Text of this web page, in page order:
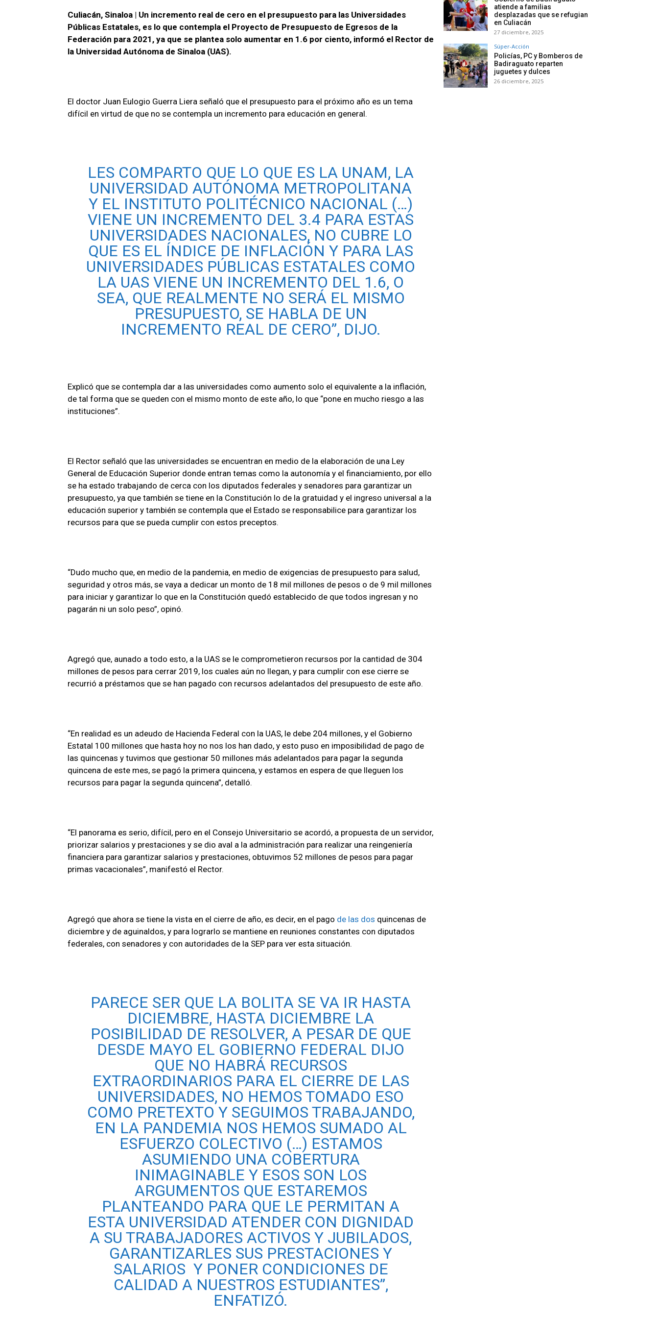
at
s
A
ce
b
o
e
gr
a
ail m
p
ar
Culiacán, Sinaloa | Un incremento real de cero en el presupuesto para las Universidades
Públicas Estatales, es lo que contempla el Proyecto de Presupuesto de Egresos de la
Federación para 2021, ya que se plantea solo aumentar en 1.6 por ciento, informó el Rector de
la Universidad Autónoma de Sinaloa (UAS).
El doctor Juan Eulogio Guerra Liera señaló que el presupuesto para el próximo año es un tema
difícil en virtud de que no se contempla un incremento para educación en general.
LES COMPARTO QUE LO QUE ES LA UNAM, LA
UNIVERSIDAD AUTÓNOMA METROPOLITANA
Y EL INSTITUTO POLITÉCNICO NACIONAL (…)
VIENE UN INCREMENTO DEL 3.4 PARA ESTAS
UNIVERSIDADES NACIONALES, NO CUBRE LO
QUE ES EL ÍNDICE DE INFLACIÓN Y PARA LAS
UNIVERSIDADES PÚBLICAS ESTATALES COMO
LA UAS VIENE UN INCREMENTO DEL 1.6, O
SEA, QUE REALMENTE NO SERÁ EL MISMO
PRESUPUESTO, SE HABLA DE UN
INCREMENTO REAL DE CERO”, DIJO.
Explicó que se contempla dar a las universidades como aumento solo el equivalente a la inflación,
de tal forma que se queden con el mismo monto de este año, lo que “pone en mucho riesgo a las
instituciones”.
El Rector señaló que las universidades se encuentran en medio de la elaboración de una Ley
General de Educación Superior donde entran temas como la autonomía y el financiamiento, por ello
se ha estado trabajando de cerca con los diputados federales y senadores para garantizar un
presupuesto, ya que también se tiene en la Constitución lo de la gratuidad y el ingreso universal a la
educación superior y también se contempla que el Estado se responsabilice para garantizar los
recursos para que se pueda cumplir con estos preceptos.
“Dudo mucho que, en medio de la pandemia, en medio de exigencias de presupuesto para salud,
seguridad y otros más, se vaya a dedicar un monto de 18 mil millones de pesos o de 9 mil millones
para iniciar y garantizar lo que en la Constitución quedó establecido de que todos ingresan y no
pagarán ni un solo peso”, opinó.
Agregó que, aunado a todo esto, a la UAS se le comprometieron recursos por la cantidad de 304
millones de pesos para cerrar 2019, los cuales aún no llegan, y para cumplir con ese cierre se
recurrió a préstamos que se han pagado con recursos adelantados del presupuesto de este año.
“En realidad es un adeudo de Hacienda Federal con la UAS, le debe 204 millones, y el Gobierno
Estatal 100 millones que hasta hoy no nos los han dado, y esto puso en imposibilidad de pago de
las quincenas y tuvimos que gestionar 50 millones más adelantados para pagar la segunda
quincena de este mes, se pagó la primera quincena, y estamos en espera de que lleguen los
recursos para pagar la segunda quincena”, detalló.
“El panorama es serio, difícil, pero en el Consejo Universitario se acordó, a propuesta de un servidor,
priorizar salarios y prestaciones y se dio aval a la administración para realizar una reingeniería
financiera para garantizar salarios y prestaciones, obtuvimos 52 millones de pesos para pagar
primas vacacionales”, manifestó el Rector.
Agregó que ahora se tiene la vista en el cierre de año, es decir, en el pago de las dos quincenas de
diciembre y de aguinaldos, y para lograrlo se mantiene en reuniones constantes con diputados
federales, con senadores y con autoridades de la SEP para ver esta situación.
PARECE SER QUE LA BOLITA SE VA IR HASTA
DICIEMBRE, HASTA DICIEMBRE LA
POSIBILIDAD DE RESOLVER, A PESAR DE QUE
DESDE MAYO EL GOBIERNO FEDERAL DIJO
QUE NO HABRÁ RECURSOS
EXTRAORDINARIOS PARA EL CIERRE DE LAS
UNIVERSIDADES, NO HEMOS TOMADO ESO
COMO PRETEXTO Y SEGUIMOS TRABAJANDO,
EN LA PANDEMIA NOS HEMOS SUMADO AL
ESFUERZO COLECTIVO (…) ESTAMOS
ASUMIENDO UNA COBERTURA
INIMAGINABLE Y ESOS SON LOS
ARGUMENTOS QUE ESTAREMOS
PLANTEANDO PARA QUE LE PERMITAN A
ESTA UNIVERSIDAD ATENDER CON DIGNIDAD
A SU TRABAJADORES ACTIVOS Y JUBILADOS,
GARANTIZARLES SUS PRESTACIONES Y
SALARIOS Y PONER CONDICIONES DE
CALIDAD A NUESTROS ESTUDIANTES”,
ENFATIZÓ.
atiende a familias
desplazadas que se refugian
en Culiacán
27 diciembre, 2025
Súper-Acción
Policías, PC y Bomberos de
Badiraguato reparten
juguetes y dulces
26 diciembre, 2025